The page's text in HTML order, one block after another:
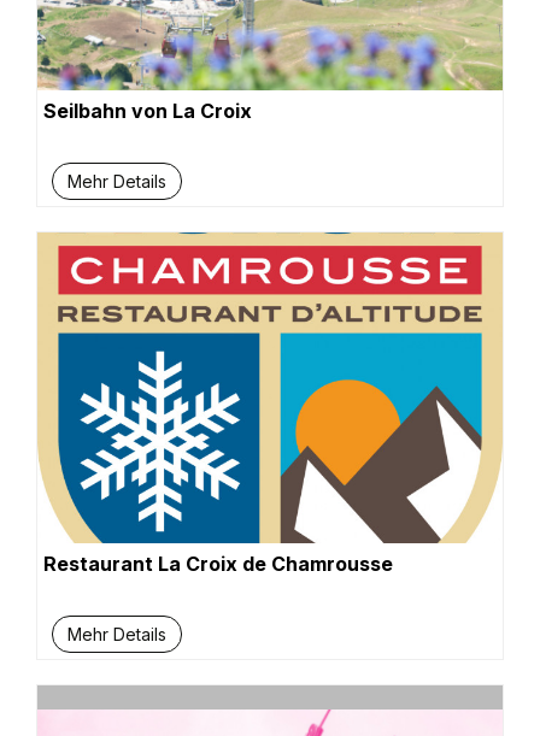
Seilbahn von La Croix
Mehr Details
Restaurant La Croix de Chamrousse
Mehr Details